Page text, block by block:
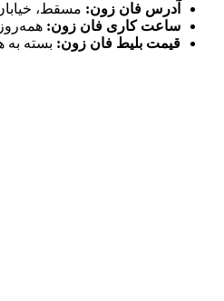
آدرس فان زون: مسقط،
ساعت کاری فان زون: همه‌روزه از 10
قیمت بلیط فان زون: بسته